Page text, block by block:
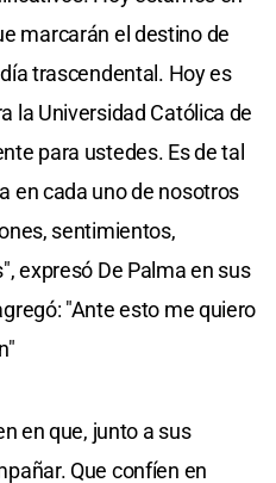
marcarán el destino de
trascendental. Hoy es
la Universidad Católica de
para ustedes. Es de tal
en cada uno de nosotros
sentimientos,
expresó De Palma en sus
"Ante esto me quiero
en que, junto a sus
Que confíen en